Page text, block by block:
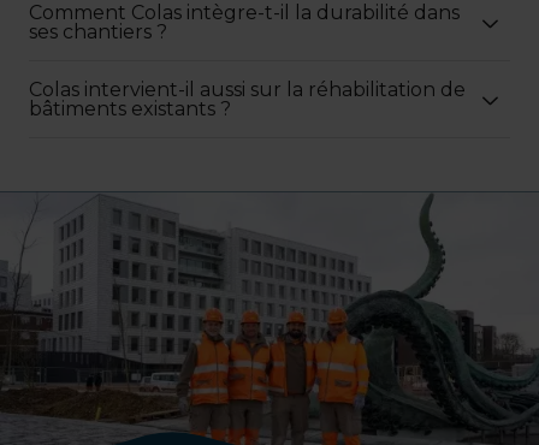
Comment Colas intègre-t-il la durabilité dans
ses chantiers ?
Colas intervient-il aussi sur la réhabilitation de
bâtiments existants ?